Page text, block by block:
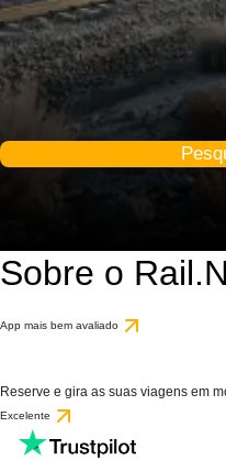
Sobre o
App mais bem avaliado
Reserve e gira as suas viagens em
Excelente